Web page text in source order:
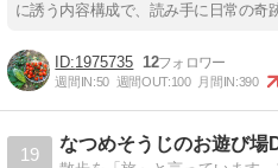
に誘う内容構成で、読み手に日常の奇
1975735 12
週間IN:50 週間OUT:100 月間IN:390
19
なつめそうじのお遊び場